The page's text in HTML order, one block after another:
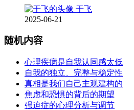
于飞
2025-06-21
随机内容
心理疾病是自我认同感太低
自我的独立、完整与稳定性
真相是我们自己主观建构的
焦虑和恐惧的背后的期望
强迫症的心理分析与调节